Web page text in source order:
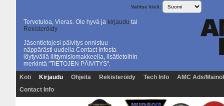
Valitse kieli:
Tervetuloa, Vieras. Ole hyvä ja kirjaudu tai
Rekisteröidy
Jäsentietojesi päivitys onnistuu
näppärästi uudella Contact Infosta
löytyvällä liittymislomakkeella, lisätietoihin
merkintä "TIETOJEN PÄIVITYS".
Koti
Kirjaudu Ohjeita Rekisteröidy Tech Info
AMC Ads/
Contact Info